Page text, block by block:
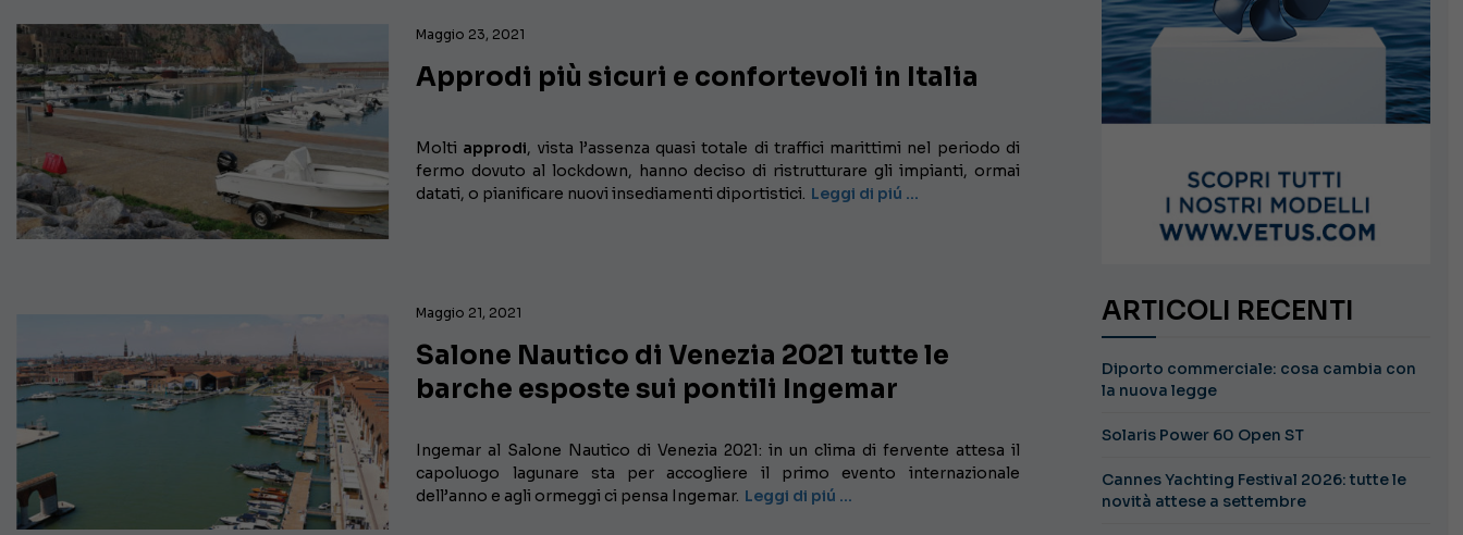
Maggio 23, 2021
Approdi più sicuri e confortevoli in Italia
Molti approdi, vista l’assenza quasi totale di traffici marittimi nel periodo di
fermo dovuto al lockdown, hanno deciso di ristrutturare gli impianti, ormai
datati, o pianificare nuovi insediamenti diportistici. Leggi di piú …
Maggio 21, 2021
Salone Nautico di Venezia 2021 tutte le
barche esposte sui pontili Ingemar
Ingemar al Salone Nautico di Venezia 2021: in un clima di fervente attesa il
capoluogo lagunare sta per accogliere il primo evento internazionale
dell’anno e agli ormeggi ci pensa Ingemar. Leggi di piú …
ARTICOLI RECENTI
Diporto commerciale: cosa cambia con
la nuova legge
Solaris Power 60 Open ST
Cannes Yachting Festival 2026: tutte le
novità attese a settembre